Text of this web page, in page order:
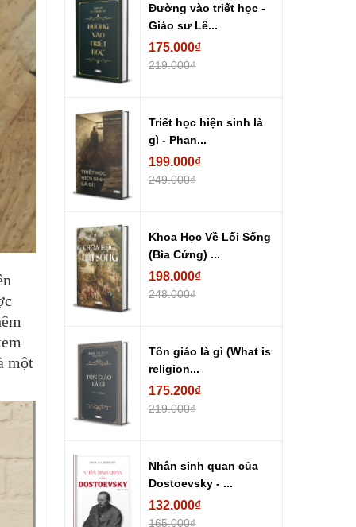
một
Đường vào triết học -
Giáo sư Lê...
175.000₫
219.000₫
Triết học hiện sinh là
gì - Phan...
199.000₫
249.000₫
Khoa Học Về Lối Sống
(Bìa Cứng) ...
198.000₫
248.000₫
Tôn giáo là gì (What is
religion...
175.200₫
219.000₫
Nhân sinh quan của
Dostoevsky - ...
132.000₫
165.000₫